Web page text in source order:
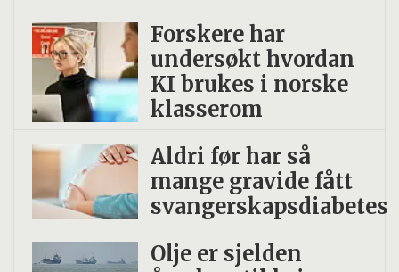
Forskere har
undersøkt hvordan
KI brukes i norske
klasserom
Aldri før har så
mange gravide fått
svangerskapsdiabetes
Olje er sjelden